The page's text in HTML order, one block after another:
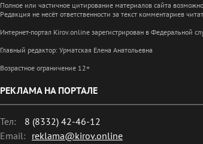
Полное или частичное цитирование материалов сайта
Редакция не несёт ответственности за текст комментариев
Интернет-портал Kirov.online зарегистрирован в
Главный редактор: Урматская Елена Анатольевна
Возрастное ограничение 12+
РЕКЛАМА НА ПОРТАЛЕ
Тел:
8 (8332) 42-46-12
Email: reklama@kirov.online